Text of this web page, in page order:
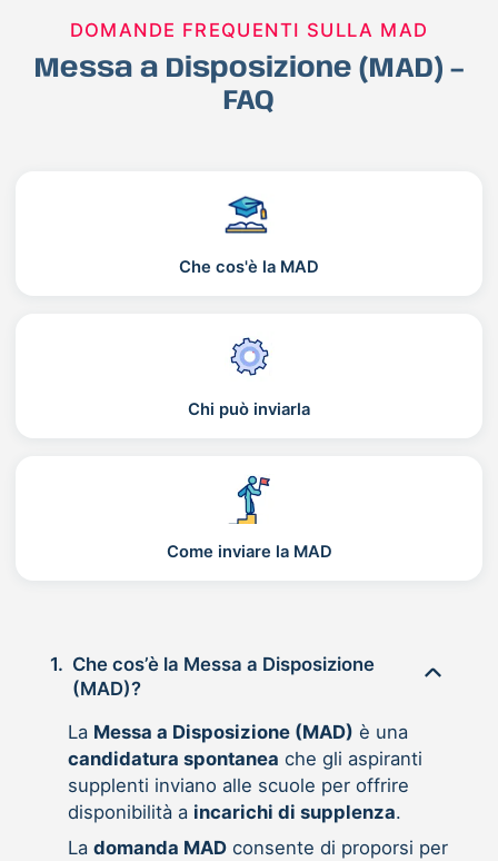
DOMANDE FREQUENTI SULLA MAD
Messa a Disposizione (MAD) –
FAQ
Che cos'è la MAD
Chi può inviarla
Come inviare la MAD
1. Che cos’è la Messa a Disposizione
(MAD)?
La Messa a Disposizione (MAD) è una
candidatura spontanea che gli aspiranti
supplenti inviano alle scuole per offrire
disponibilità a incarichi di supplenza.
La domanda MADconsente di proporsi per